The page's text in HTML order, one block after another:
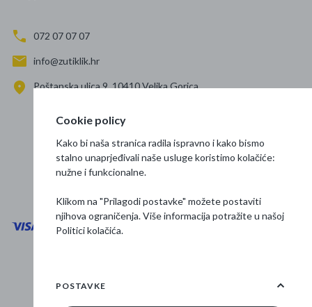
072 07 07 07
info@zutiklik.hr
Poštanska ulica 9, 10410 Velika Gorica
Prati nas
Osnovne informacije
Cookie policy
Kako bi naša stranica radila ispravno i kako bismo
stalno unaprjeđivali naše usluge koristimo kolačiće:
nužne i funkcionalne.
Klikom na "Prilagodi postavke" možete postaviti
njihova ograničenja. Više informacija potražite u našoj
Politici kolačića.
POSTAVKE